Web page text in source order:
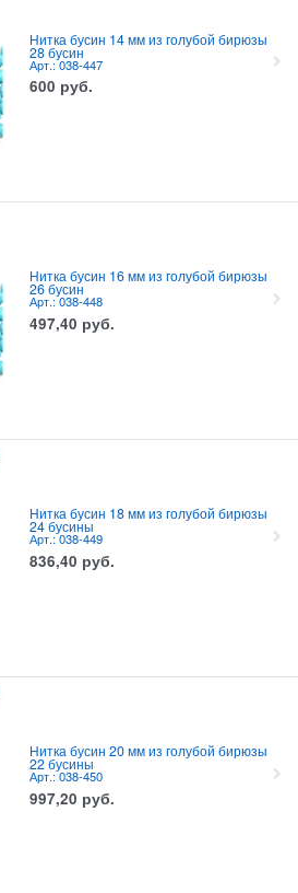
Нитка бусин 14 мм из голубой бирюзы
28 бусин
Арт.: 038-447
600 руб.
Нитка бусин 16 мм из голубой бирюзы
26 бусин
Арт.: 038-448
497,40 руб.
Нитка бусин 18 мм из голубой бирюзы
24 бусины
Арт.: 038-449
836,40 руб.
Нитка бусин 20 мм из голубой бирюзы
22 бусины
Арт.: 038-450
997,20 руб.